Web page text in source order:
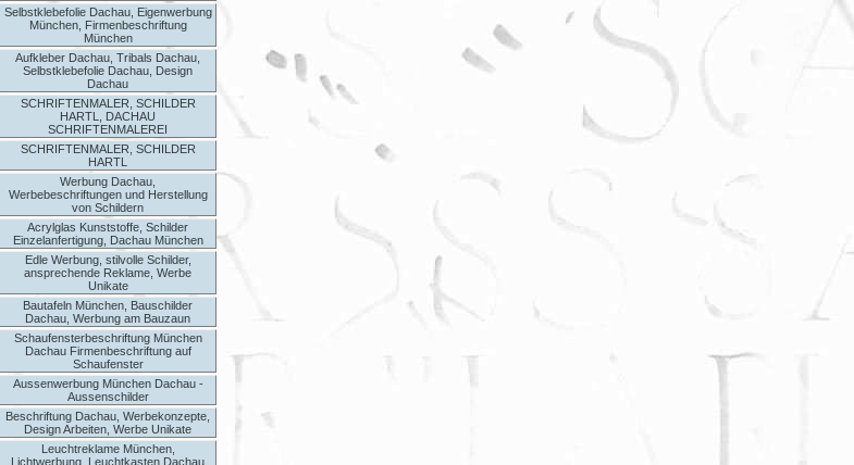
Selbstklebefolie Dachau, Eigenwerbung
München, Firmenbeschriftung
München
Aufkleber Dachau, Tribals Dachau,
Selbstklebefolie Dachau, Design
Dachau
SCHRIFTENMALER, SCHILDER
HARTL, DACHAU
SCHRIFTENMALEREI
SCHRIFTENMALER, SCHILDER
HARTL
Werbung Dachau,
Werbebeschriftungen und Herstellung
von Schildern
Acrylglas Kunststoffe, Schilder
Einzelanfertigung, Dachau München
Edle Werbung, stilvolle Schilder,
ansprechende Reklame, Werbe
Unikate
Bautafeln München, Bauschilder
Dachau, Werbung am Bauzaun
Schaufensterbeschriftung München
Dachau Firmenbeschriftung auf
Schaufenster
Aussenwerbung München Dachau -
Aussenschilder
Beschriftung Dachau, Werbekonzepte,
Design Arbeiten, Werbe Unikate
Leuchtreklame München,
Lichtwerbung, Leuchtkasten Dachau